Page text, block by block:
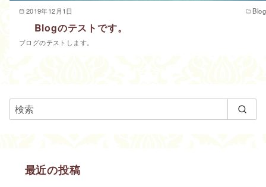
2019年12月1日 Blog
Blogのテストです。
ブログのテストします。
最近の投稿